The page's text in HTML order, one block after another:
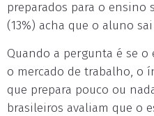
preparados para o ensino
(13%) acha que o aluno
Quando a pergunta é se
o mercado de trabalho, o
que prepara pouco ou
brasileiros avaliam que o